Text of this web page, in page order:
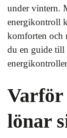
under vintern.
energikontroll
komforten och
du en guide till
Varför
lönar